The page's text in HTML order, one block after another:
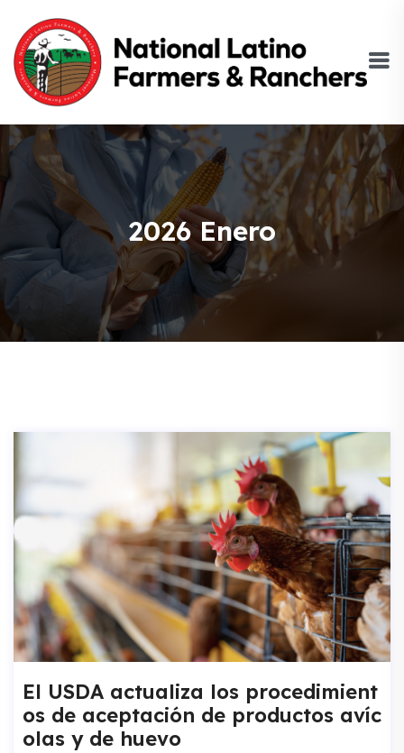
2026 Enero
El USDA actualiza los procedimient
os de aceptación de productos avíc
olas y de huevo